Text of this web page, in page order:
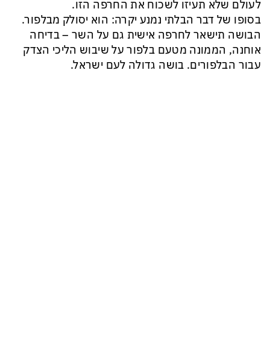
לעולם שלא תעיזו לשכוח את החרפה הזו.
בסופו של דבר הבלתי נמנע יקרה: הוא יסולק מבלפור.
הבושה תישאר לחרפה אישית גם על השר – בדיחה
אוחנה, הממונה מטעם בלפור על שיבוש הליכי הצדק
עבור הבלפורים. בושה גדולה לעם ישראל.